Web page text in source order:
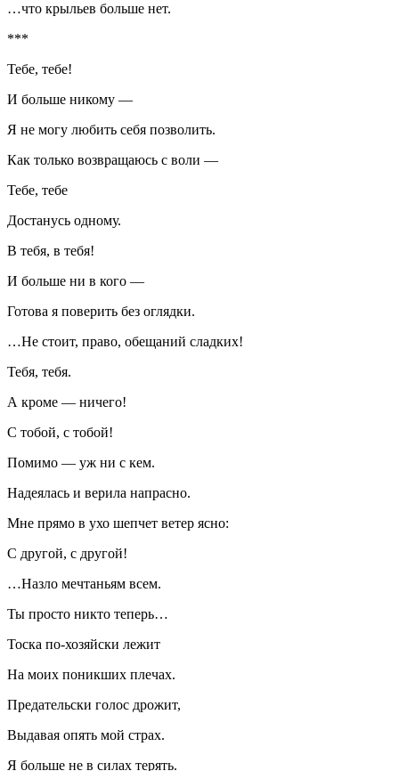
…что крыльев больше нет.
***
Тебе, тебе!
И больше никому —
Я не могу любить себя позволить.
Как только возвращаюсь с воли —
Тебе, тебе
Достанусь одному.
В тебя, в тебя!
И больше ни в кого —
Готова я поверить без оглядки.
…Не стоит, право, обещаний сладких!
Тебя, тебя.
А кроме — ничего!
С тобой, с тобой!
Помимо — уж ни с кем.
Надеялась и верила напрасно.
Мне прямо в ухо шепчет ветер ясно:
С другой, с другой!
…Назло мечтаньям всем.
Ты просто никто теперь…
Тоска по-хозяйски лежит
На моих поникших плечах.
Предательски голос дрожит,
Выдавая опять мой страх.
Я больше не в силах терять.